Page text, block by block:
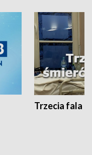
Trzecia fala -